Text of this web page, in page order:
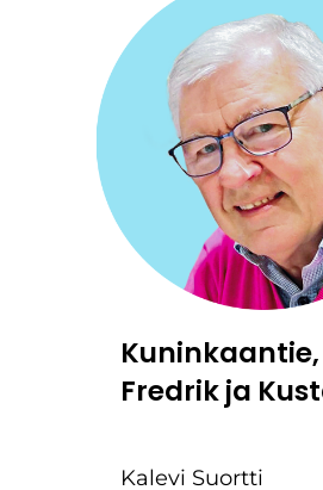
Kuninkaantie,
Fredrik ja
Kalevi Suortti